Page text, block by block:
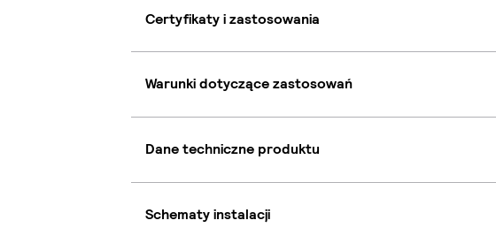
Certyfikaty i zastosowania
Warunki dotyczące zastosowań
Dane techniczne produktu
Schematy instalacji